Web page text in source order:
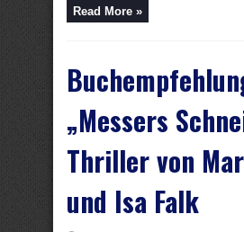
Read More »
„Messers
Thriller von
und Isa Falk